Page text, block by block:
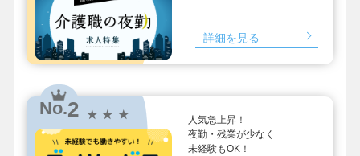
詳細を見る
No.2 ★ ★ ★
人気急上昇！
夜勤・残業が少なく
未経験もOK！